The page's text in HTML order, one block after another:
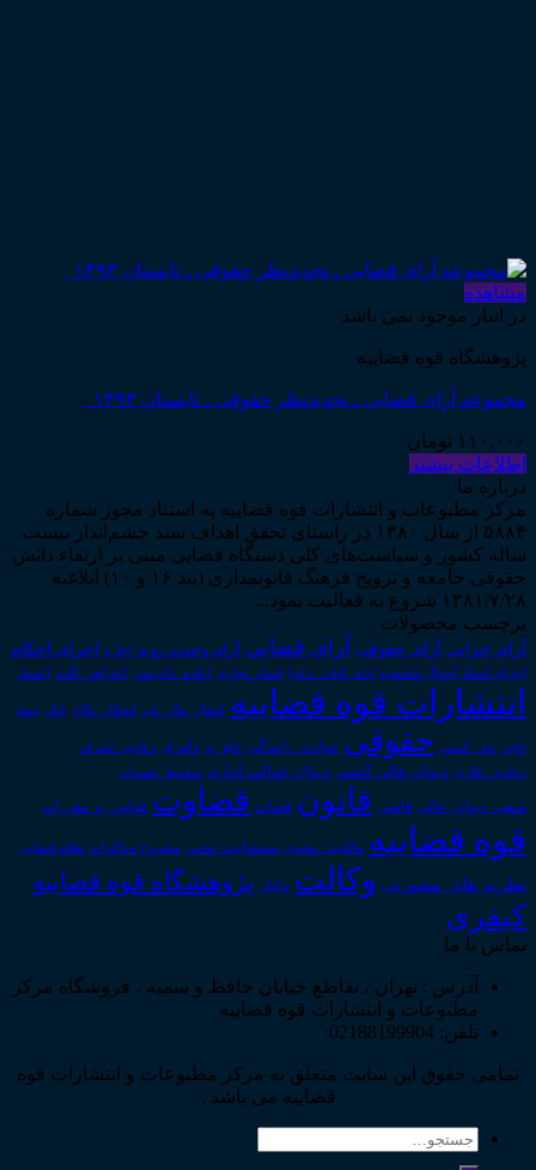
مشاهده
در انبار موجود نمی باشد
پژوهشگاه قوه قضاییه
مجموعه آرای قضایی ـ تجدیدنظر حقوقی ـ تابستان ۱۳۹۳
۱۱۰,۰۰۰ تومان
اطلاعات بیشتر
درباره ما
مرکز مطبوعات و انتشارات قوه قضاییه به استناد مجوز شماره
۵۸۸۴ از سال ۱۳۸۰ در راستای تحقق اهداف سند چشم‌انداز بیست
ساله کشور و سیاست‌های کلی دستگاه قضایی مبنی بر ارتقاء دانش
حقوقی جامعه و ترویج فرهنگ قانونمداری (بند ۱۶ و ۱۰) ابلاغیه
۱۳۸۱/۷/۲۸ شروع به فعالیت نمود...
برچسب محصولات
آرای جزایی آرای حقوقی آرای قضایی آرای وحدت رویه اجاره اجرای احکام
اجرای اسناد احوال شخصیه ادله_اثبات_دعوا اسناد_تجاری اعاده_دادرسی اعتراض_ثالث اعسار
انتشارات قوه قضاییه انتقال_مال_غیر انحلال_نکاح بانک بیمه
تاجر حق_کسب حقوقی حوادث_رانندگی خلع_ید داوری دعاوی_تصرف
دعاوی_طاری دیوان عالی کشور دیوان عدالت اداری سقوط_تعهدات
شعب_دیوان_عالی قاضی قانون قضات قضاوت قوانین_و_مقررات
قوه قضاییه مالکیت_معنوی مسئولیت_مدنی مشروح مذاکرات نظام قضایی
نظریه_های_مشورتی وکالت وکیل پژوهشگاه قوه قضاییه
کیفری
تماس با ما
آدرس : تهران ، تقاطع خیابان حافظ و سمیه ، فروشگاه مرکز
مطبوعات و انتشارات قوه قضاییه
تلفن: 02188199904
تمامی حقوق این سایت متعلق به مرکز مطبوعات و انتشارات قوه
قضاییه می باشد .
جستجو